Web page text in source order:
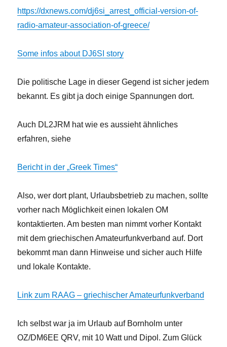
https://dxnews.com/dj6si_arrest_official-version-of-
radio-amateur-association-of-greece/
Some infos about DJ6SI story
Die politische Lage in dieser Gegend ist sicher jedem
bekannt. Es gibt ja doch einige Spannungen dort.
Auch DL2JRM hat wie es aussieht ähnliches
erfahren, siehe
Bericht in der „Greek Times“
Also, wer dort plant, Urlaubsbetrieb zu machen, sollte
vorher nach Möglichkeit einen lokalen OM
kontaktierten. Am besten man nimmt vorher Kontakt
mit dem griechischen Amateurfunkverband auf. Dort
bekommt man dann Hinweise und sicher auch Hilfe
und lokale Kontakte.
Link zum RAAG – griechischer Amateurfunkverband
Ich selbst war ja im Urlaub auf Bornholm unter
OZ/DM6EE QRV, mit 10 Watt und Dipol. Zum Glück